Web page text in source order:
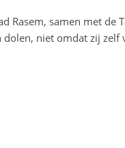
Rasem, samen met de
niet omdat zij